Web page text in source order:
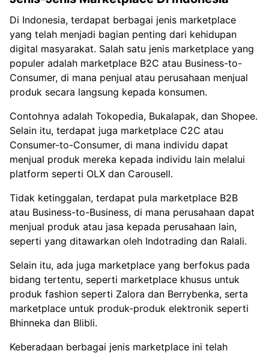
Di Indonesia, terdapat berbagai jenis marketplace
yang telah menjadi bagian penting dari kehidupan
digital masyarakat. Salah satu jenis marketplace yang
populer adalah marketplace B2C atau Business-to-
Consumer, di mana penjual atau perusahaan menjual
produk secara langsung kepada konsumen.
Contohnya adalah Tokopedia, Bukalapak, dan Shopee.
Selain itu, terdapat juga marketplace C2C atau
Consumer-to-Consumer, di mana individu dapat
menjual produk mereka kepada individu lain melalui
platform seperti OLX dan Carousell.
Tidak ketinggalan, terdapat pula marketplace B2B
atau Business-to-Business, di mana perusahaan dapat
menjual produk atau jasa kepada perusahaan lain,
seperti yang ditawarkan oleh Indotrading dan Ralali.
Selain itu, ada juga marketplace yang berfokus pada
bidang tertentu, seperti marketplace khusus untuk
produk fashion seperti Zalora dan Berrybenka, serta
marketplace untuk produk-produk elektronik seperti
Bhinneka dan Blibli.
Keberadaan berbagai jenis marketplace ini telah